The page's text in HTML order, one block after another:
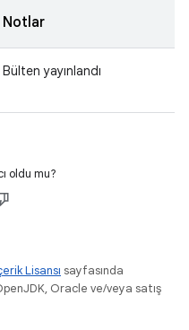
Notlar
Bülten yayınlandı
oldu mu?
Lisansı sayfasında
Oracle ve/veya satış